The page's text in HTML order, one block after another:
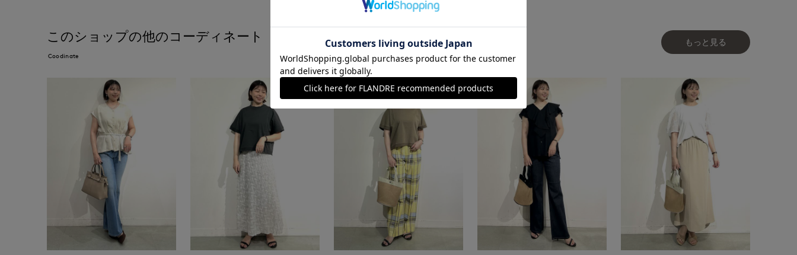
このショップの他のコーディネート
Coodinate
もっと見る